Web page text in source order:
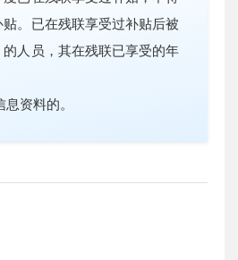
。已在残联享受过补贴后被
人员，其在残联已享受的年
资料的。